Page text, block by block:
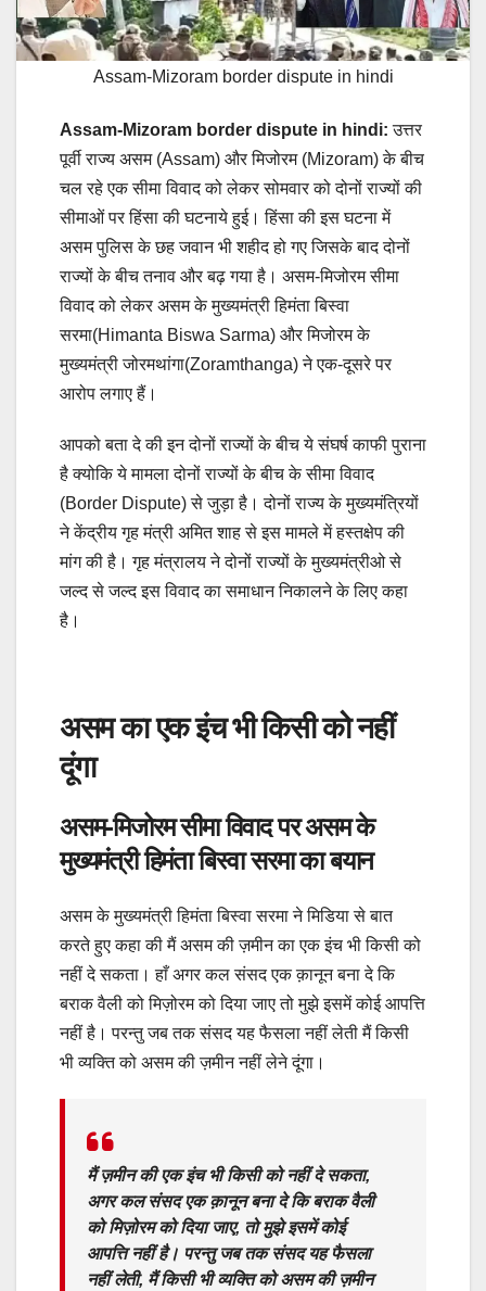
Assam-Mizoram border dispute in hindi
Assam-Mizoram border dispute in hindi: उत्तर
पूर्वी राज्य असम (Assam) और मिजोरम (Mizoram) के बीच
चल रहे एक सीमा विवाद को लेकर सोमवार को दोनों राज्यों की
सीमाओं पर हिंसा की घटनाये हुई। हिंसा की इस घटना में
असम पुलिस के छह जवान भी शहीद हो गए जिसके बाद दोनों
राज्यों के बीच तनाव और बढ़ गया है। असम-मिजोरम सीमा
विवाद को लेकर असम के मुख्यमंत्री हिमंता बिस्वा
सरमा(Himanta Biswa Sarma) और मिजोरम के
मुख्यमंत्री जोरमथांगा(Zoramthanga) ने एक-दूसरे पर
आरोप लगाए हैं।
आपको बता दे की इन दोनों राज्यों के बीच ये संघर्ष काफी पुराना
है क्योकि ये मामला दोनों राज्यों के बीच के सीमा विवाद
(Border Dispute) से जुड़ा है। दोनों राज्य के मुख्यमंत्रियों
ने केंद्रीय गृह मंत्री अमित शाह से इस मामले में हस्तक्षेप की
मांग की है। गृह मंत्रालय ने दोनों राज्यों के मुख्यमंत्रीओ से
जल्द से जल्द इस विवाद का समाधान निकालने के लिए कहा
है।
असम का एक इंच भी किसी को नहीं
दूंगा
असम-मिजोरम सीमा विवाद पर असम के
मुख्यमंत्री हिमंता बिस्वा सरमा का बयान
असम के मुख्यमंत्री हिमंता बिस्वा सरमा ने मिडिया से बात
करते हुए कहा की मैं असम की ज़मीन का एक इंच भी किसी को
नहीं दे सकता। हाँ अगर कल संसद एक क़ानून बना दे कि
बराक वैली को मिज़ोरम को दिया जाए तो मुझे इसमें कोई आपत्ति
नहीं है। परन्तु जब तक संसद यह फैसला नहीं लेती मैं किसी
भी व्यक्ति को असम की ज़मीन नहीं लेने दूंगा।
मैं ज़मीन की एक इंच भी किसी को नहीं दे सकता,
अगर कल संसद एक क़ानून बना दे कि बराक वैली
को मिज़ोरम को दिया जाए, तो मुझे इसमें कोई
आपत्ति नहीं है। परन्तु जब तक संसद यह फैसला
नहीं लेती, मैं किसी भी व्यक्ति को असम की ज़मीन